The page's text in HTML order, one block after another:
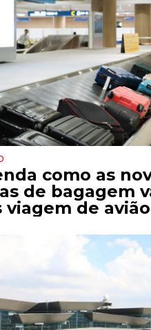
como as
de bagagem
viagem de avião